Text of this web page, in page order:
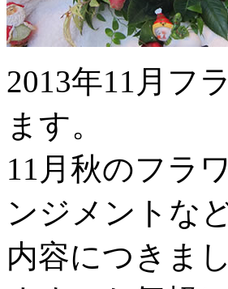
2013年11月フ
ます。
11月秋のフラ
ンジメントな
内容につきま